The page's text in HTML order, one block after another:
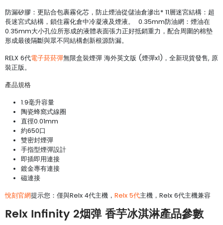
防漏矽膠：更貼合包裹霧化芯，防止煙油從儲油倉滲出* 11層迷宮結構：超
長迷宮式結構，鎖住霧化倉中冷凝液及煙液。 0.35mm防油網：煙油在
0.35mm大小孔位所形成的液體表面張力正好抵銷重力，配合周圍的棉墊
形成最後隔斷與眾不同結構創新根源防漏。
RELX 6代電子菸菸彈無限盒裝煙彈 海外英文版 (煙彈x1)，全新現貨發售, 原
裝正版。
產品規格
1.9毫升容量
陶瓷蜂窩式線圈
直徑0.01mm
約650口
雙密封煙彈
手指型煙彈設計
即插即用連接
鍍金專有連接
磁連接
悅刻官網提示您：僅與Relx 4代主機， Relx 5代主機，Relx 6代主機兼容
Relx Infinity 2烟弹 香芋冰淇淋產品參數